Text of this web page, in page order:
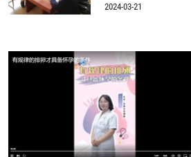
2024-03-21